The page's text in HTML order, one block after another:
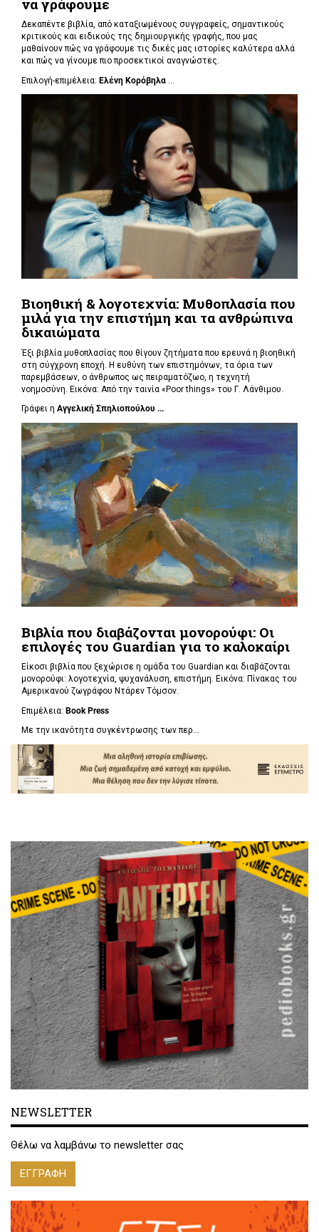
να γράφουμε
Δεκαπέντε βιβλία, από καταξιωμένους συγγραφείς, σημαντικούς
κριτικούς και ειδικούς της δημιουργικής γραφής, που μας
μαθαίνουν πώς να γράφουμε τις δικές μας ιστορίες καλύτερα αλλά
και πώς να γίνουμε πιο προσεκτικοί αναγνώστες.
Επιλογή-επιμέλεια: Ελένη Κορόβηλα
Βιοηθική & λογοτεχνία: Μυθοπλασία που
μιλά για την επιστήμη και τα ανθρώπινα
δικαιώματα
Έξι βιβλία μυθοπλασίας που θίγουν ζητήματα που ερευνά η βιοηθική
στη σύγχρονη εποχή. Η ευθύνη των επιστημόνων, τα όρια των
παρεμβάσεων, ο άνθρωπος ως πειραματόζωο, η τεχνητή
νοημοσύνη. Εικόνα: Από την ταινία «Poor things» του Γ. Λάνθιμου.
Γράφει η Αγγελική Σπηλιοπούλου ...
Βιβλία που διαβάζονται μονορούφι: Οι
επιλογές του Guardian για το καλοκαίρι
Είκοσι βιβλία που ξεχώρισε η ομάδα του Guardian και διαβάζονται
μονορούφι: λογοτεχνία, ψυχανάλυση, επιστήμη. Εικόνα: Πίνακας του
Αμερικανού ζωγράφου Ντάρεν Τόμσον.
Επιμέλεια: Book Press
Με την ικανότητα συγκέντρωσης των περ...
NEWSLETTER
Θέλω να λαμβάνω το newsletter σας
ΕΓΓΡΑΦΗ